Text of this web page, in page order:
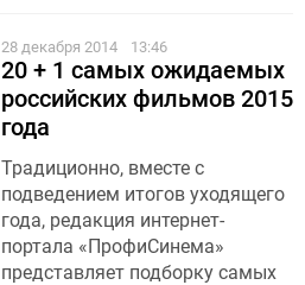
28 декабря 2014 13:46
20 + 1 самых ожидаемых
российских фильмов 2015
года
Традиционно, вместе с
подведением итогов уходящего
года, редакция интернет-
портала «ПрофиСинема»
представляет подборку самых